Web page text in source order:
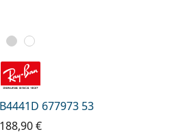
677973 53
188,90 €